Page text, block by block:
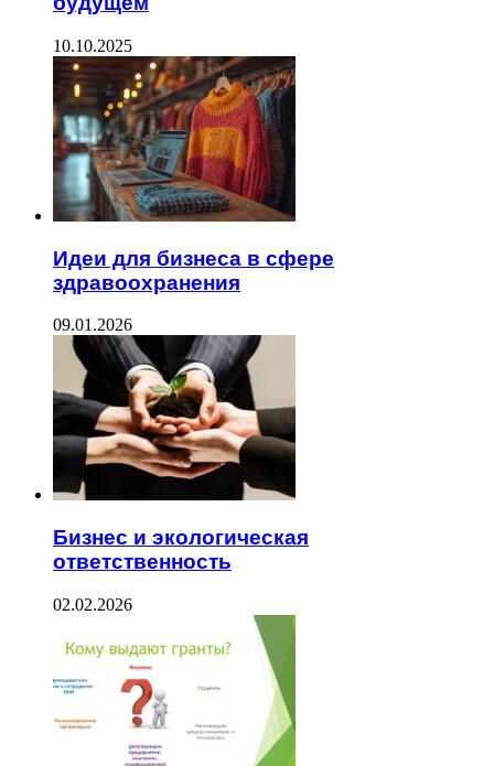
10.10.2025
Идеи для бизнеса в сфере
здравоохранения
09.01.2026
Бизнес и экологическая
ответственность
02.02.2026